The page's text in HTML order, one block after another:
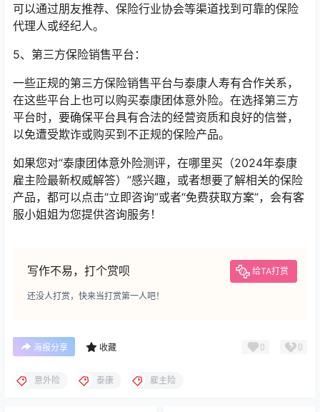
可以通过朋友推荐、保险行业协会等渠道找到可靠的保险
代理人或经纪人。
5、第三方保险销售平台：
一些正规的第三方保险销售平台与泰康人寿有合作关系，
在这些平台上也可以购买泰康团体意外险。在选择第三方
平台时，要确保平台具有合法的经营资质和良好的信誉，
以免遭受欺诈或购买到不正规的保险产品。
如果您对“泰康团体意外险测评，在哪里买（2024年泰康
雇主险最新权威解答）”感兴趣，或者想要了解相关的保险
产品，都可以点击“立即咨询”或者“免费获取方案”，会有客
服小姐姐为您提供咨询服务！
写作不易，打个赏呗 给TA打赏
还没人打赏，快来当打赏第一人吧！
海报分享 收藏 0 0
意外险 泰康 雇主险